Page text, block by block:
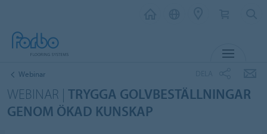
Webinar
WEBINAR | TRYGGA GOLVBESTÄLLNINGAR
GENOM ÖKAD KUNSKAP